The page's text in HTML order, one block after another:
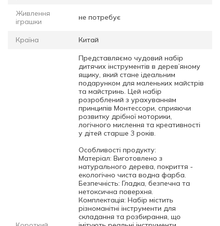
Живлення
іграшки
не потребує
Країна Китай
Представляємо чудовий набір
дитячих інструментів в дерев’яному
ящику, який стане ідеальним
подарунком для маленьких майстрів
та майстринь. Цей набір
розроблений з урахуванням
принципів Монтессори, сприяючи
розвитку дрібної моторики,
логічного мислення та креативності
у дітей старше 3 років.
Особливості продукту:
Матеріал: Виготовлено з
натурального дерева, покриття -
екологічно чиста водна фарба.
Безпечність: Гладка, безпечна та
нетоксична поверхня.
Комплектація: Набір містить
різноманітні інструменти для
складання та розбирання, що